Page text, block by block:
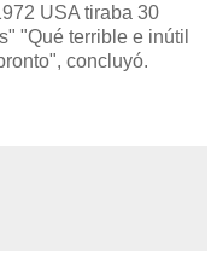
USA tiraba 30
"Qué terrible e inútil
concluyó.